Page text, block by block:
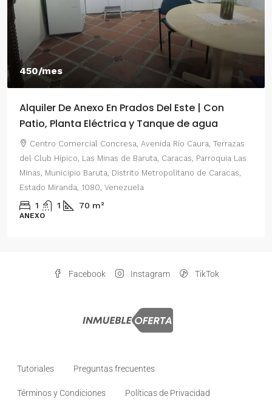
| Con
agua
Terrazas
Parroquia Las
de Caracas,
550/mes
Alquiler De Anexo En Prados Del
2 Habitaciones
Centro Comercial Concresa, Avenida
del Este, Prados del Este, Sector: Prado del
Parroquia Nuestra Señora del Rosario,
Distrito Metropolitano de Caracas, Estado
Venezuela
Instagram
Preguntas frecuentes
Términos y Condiciones